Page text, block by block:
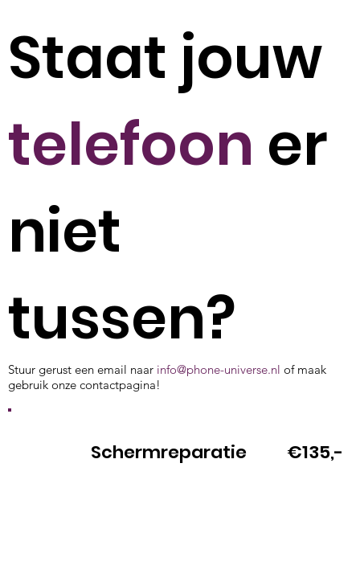
Schermreparatie €135,-
Staat jouw
telefoon er
niet
tussen?
Stuur gerust een email naar info@phone-universe.nl of maak
gebruik onze contactpagina!